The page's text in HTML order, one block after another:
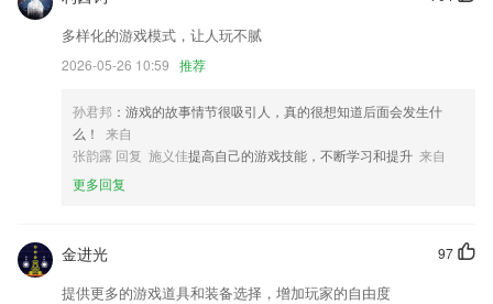
迎新春，换肤啦~
调整消息工作台我的UI效果
优化几个已知问题
以上就是云开全站·appkaiyun的介绍，如果您喜欢这款软件，您可以到应
用商店进行打分评论，说出您的使用经历，以帮助我们更好的对产品进行
优化修改。
部分交互及细节优化，更多快来体验体验吧
行打分评论，说出您的使用经历，以帮助我们更好的对产品进行优化修
改。
多样化的游戏模式，让人玩不腻
2026-05-26 10:59 推荐
孙君邦 ：游戏的故事情节很吸引人，真的很想知道后面会发生什
么！
来自
张韵露 回复 施义佳提高自己的游戏技能，不断学习和提升 来自
更多回复
97
金进光
提供更多的游戏道具和装备选择，增加玩家的自由度